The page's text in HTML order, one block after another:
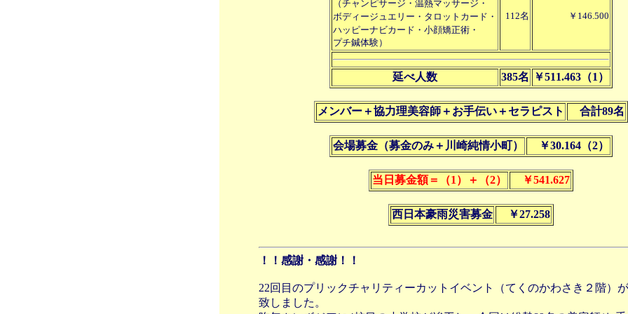
（チャンピサージ・温熱マッサージ・
ボディージュエリー・タロットカード・
ハッピーナビカード・小顔矯正術・
プチ鍼体験）
112名 ￥146.500
延べ人数 385名 ￥511.463（1）
メンバー＋協力理美容師＋お手伝い＋セラピスト 合計89名
会場募金（募金のみ＋川崎純情小町） ￥30.164（2）
当日募金額＝（1）＋（2） ￥541.627
西日本豪雨災害募金 ￥27.258
！！感謝・感謝！！
22回目のプリックチャリティーカットイベント（てくのかわさき２階）
致しました。